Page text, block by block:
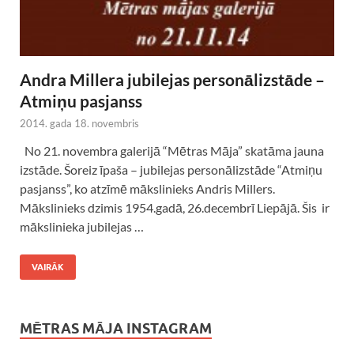
Andra Millera jubilejas personālizstāde –
Atmiņu pasjanss
2014. gada 18. novembris
No 21. novembra galerijā “Mētras Māja” skatāma jauna
izstāde. Šoreiz īpaša – jubilejas personālizstāde “Atmiņu
pasjanss”, ko atzīmē mākslinieks Andris Millers.
Mākslinieks dzimis 1954.gadā, 26.decembrī Liepājā. Šis ir
mākslinieka jubilejas …
VAIRĀK
MĒTRAS MĀJA INSTAGRAM